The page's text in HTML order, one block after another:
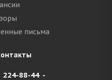
письма
224-88-44